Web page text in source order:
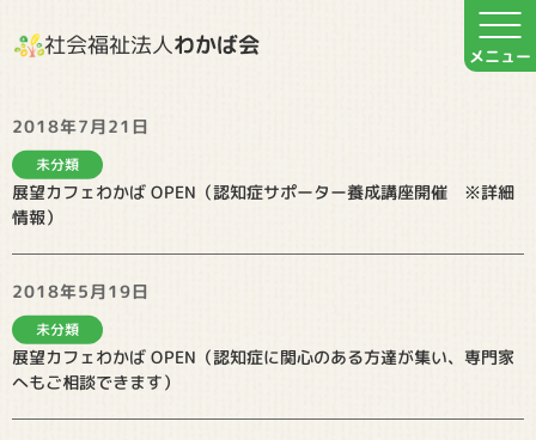
社会福祉法人わかば会
2018年7月21日
未分類
展望カフェわかば OPEN（認知症サポーター養成講座開催 ※詳細
情報）
2018年5月19日
未分類
展望カフェわかば OPEN（認知症に関心のある方達が集い、専門家
へもご相談できます）